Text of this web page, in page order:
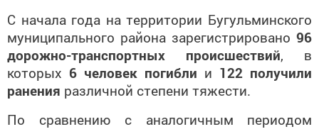
С начала года на территории Бугульминского
муниципального района зарегистрировано 96
дорожно-транспортных происшествий, в
которых 6 человек погибли и 122 получили
ранения различной степени тяжести.
По сравнению с аналогичным периодом